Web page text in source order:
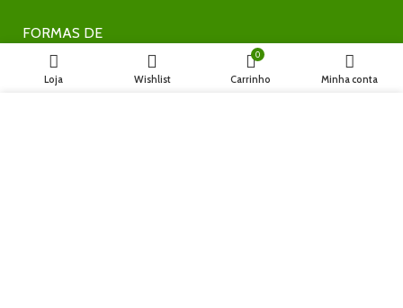
FORMAS DE
PAGAMENTO
Loja Wishlist
0
Carrinho Minha conta